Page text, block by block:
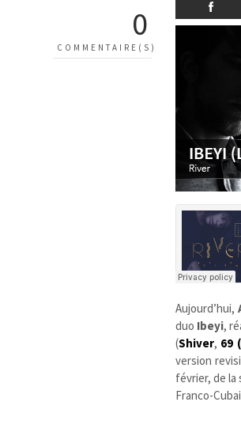
0
COMMENTAIRE(S)
Aujourd’hui,
duo Ibeyi,
(Shiver, 69
version
février, de la
Franco-